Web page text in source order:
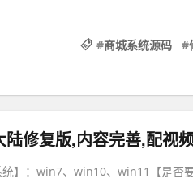
#商城系统源码 #
】：win7、win10、win11【是否要